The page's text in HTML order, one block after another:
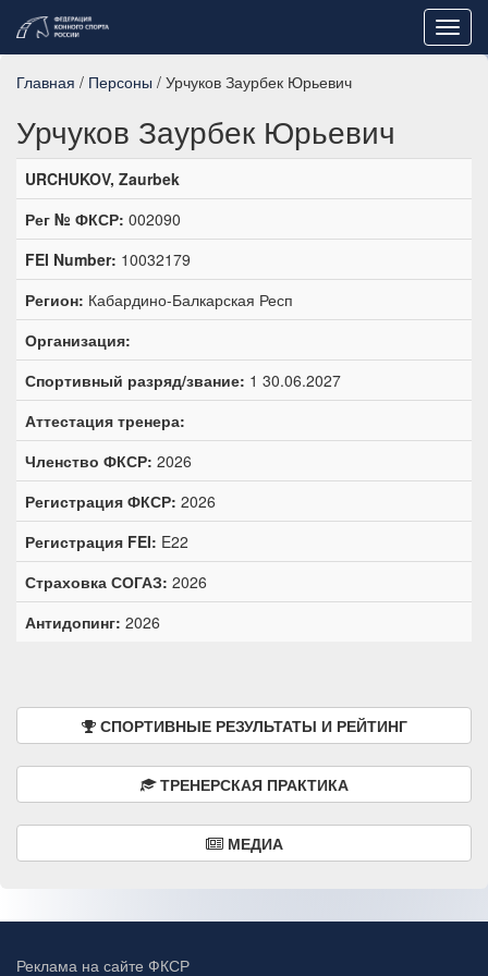
Главная / Персоны / Урчуков Заурбек Юрьевич
Урчуков Заурбек Юрьевич
URCHUKOV, Zaurbek
Рег № ФКСР: 002090
FEI Number: 10032179
Регион: Кабардино-Балкарская Респ
Организация:
Спортивный разряд/звание: 1 30.06.2027
Аттестация тренера:
Членство ФКСР: 2026
Регистрация ФКСР: 2026
Регистрация FEI: E22
Страховка СОГАЗ: 2026
Антидопинг: 2026
СПОРТИВНЫЕ РЕЗУЛЬТАТЫ И РЕЙТИНГ
ТРЕНЕРСКАЯ ПРАКТИКА
МЕДИА
Реклама на сайте ФКСР